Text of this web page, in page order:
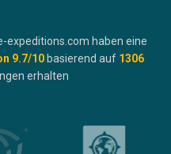
expeditions.com haben eine
9.7/10 basierend auf 1306
erhalten